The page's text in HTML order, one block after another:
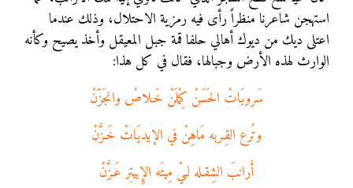
استهجن شاعرنا منظراً رأى فيه رمزية الاحتلال، وذلك عندما
اعتلى ديك من ديوك أهالي حلفا قمة جبل المعيقل وأخذ يصيح وكأنه
الوارث لهذه الأرض وجبالها، فقال في كل هذا:
سَروبَاتْ الحَسَنْ كِمْلَنْ خَـلاصْ وانجَزّنْ
وتُرع القِـربه مَاهِنْ في الإيديَاتْ خَـزَّنْ
أَرانبَ الشِقـله لـيْ مِيتَه الإِبيتِر عَـزَّنْ